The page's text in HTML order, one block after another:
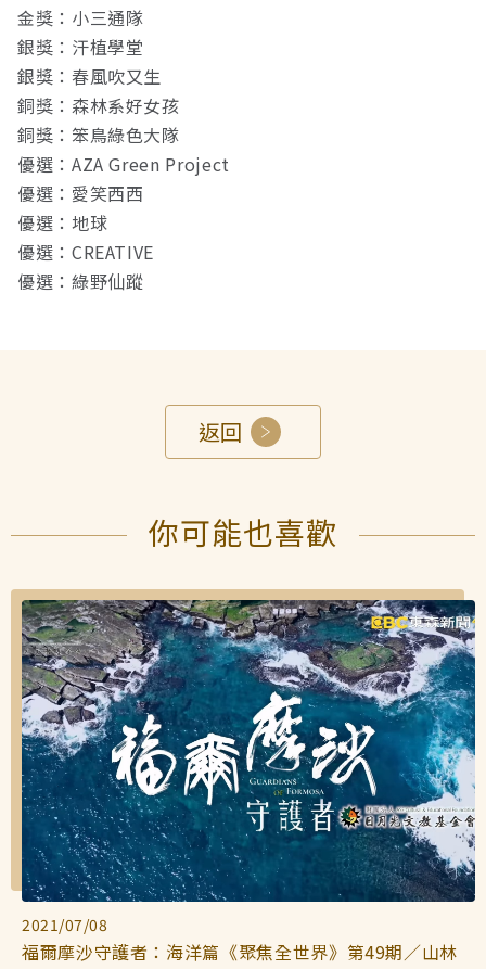
金獎：小三通隊
銀獎：汗植學堂
銀獎：春風吹又生
銅獎：森林系好女孩
銅獎：笨鳥綠色大隊
優選：AZA Green Project
優選：愛笑西西
優選：地球
優選：CREATIVE
優選：綠野仙蹤
返回
你可能也喜歡
2021/07/08
福爾摩沙守護者：海洋篇《聚焦全世界》第49期／山林